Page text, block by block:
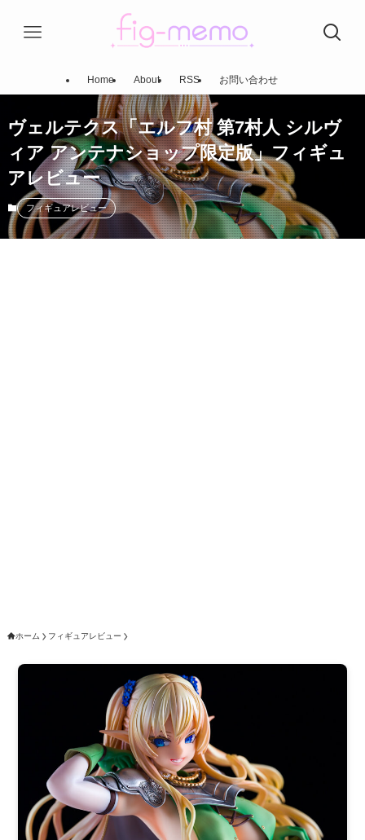
Home About RSS お問い合わせ
ヴェルテクス「エルフ村 第7村人 シルヴ
ィア アンテナショップ限定版」フィギュ
アレビュー
フィギュアレビュー
ホーム フィギュアレビュー